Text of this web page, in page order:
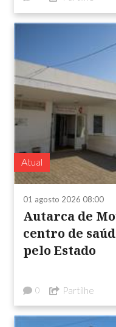
Atual
01 agosto 2026 08:00
Autarca de
centro de
pelo Estado
0 Partilhe